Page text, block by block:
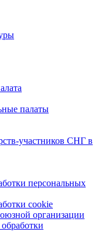
палаты
участников СНГ в
персональных
cookie
организации